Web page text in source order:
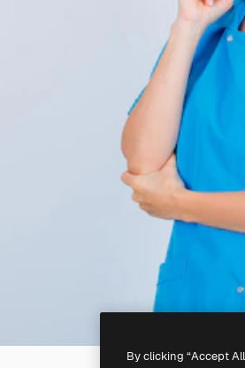
By clicking “Accept